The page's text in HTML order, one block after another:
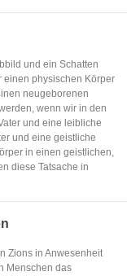
und ein Schatten
einen physischen Körper
neugeborenen
wenn wir in den
und eine leibliche
und eine geistliche
in einen geistlichen,
diese Tatsache in
Zions in Anwesenheit
Menschen das